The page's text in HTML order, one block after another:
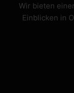
Wir bieten
Einblicken in